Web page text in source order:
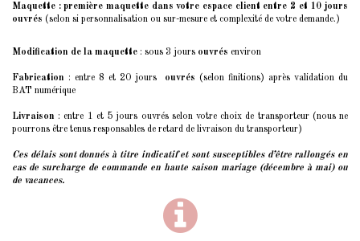
Maquette : première maquette dans votre espace client entre 2 et 10 jours
ouvrés (selon si personnalisation ou sur-mesure et complexité de votre demande.)
Modification de la maquette : sous 3 jours ouvrés environ
Fabrication : entre 8 et 20 jours ouvrés (selon finitions) après validation du
BAT numérique
Livraison : entre 1 et 5 jours ouvrés selon votre choix de transporteur (nous ne
pourrons être tenus responsables de retard de livraison du transporteur)
Ces délais sont donnés à titre indicatif et sont susceptibles d’être rallongés en
cas de surcharge de commande en haute saison mariage (décembre à mai) ou
de vacances.